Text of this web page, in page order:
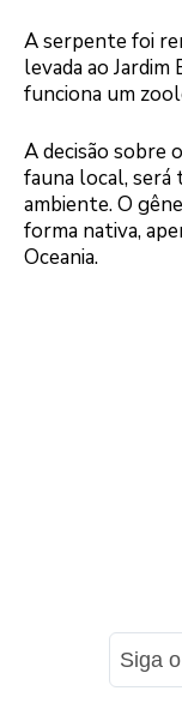
A serpente foi
levada ao
funciona um
A decisão sobre
fauna local, será
ambiente. O
forma nativa,
Oceania.
Siga